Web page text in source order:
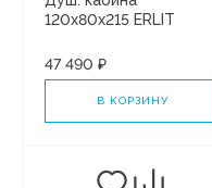
120x80x215 ERLIT
высокий поддон.
Белая/матовая
47 490 ₽
В КОРЗИНУ